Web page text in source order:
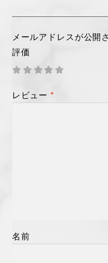
メールアドレスが公開
評価
レビュー *
名前